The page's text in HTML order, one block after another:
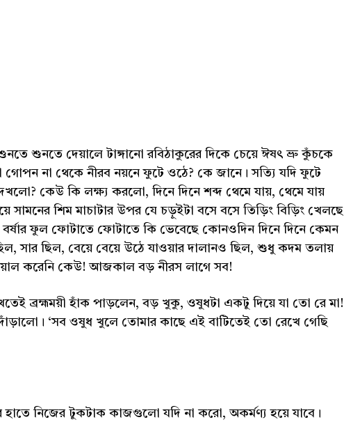
শুনতে শুনতে দেয়ালে টাঙ্গানো রবিঠাকুরের দিকে চেয়ে ঈষৎ ভ্রু কুঁচকে
না থেকে নীরব নয়নে ফুটে ওঠে? কে জানে। সত্যি যদি ফুটে
কেউ কি লক্ষ্য করলো, দিনে দিনে শব্দ থেমে যায়, থেমে যায়
শিম মাচাটার উপর যে চড়ুইটা বসে বসে তিড়িং বিড়িং খেলছে
বর্ষার ফুল ফোটাতে ফোটাতে কি ভেবেছে কোনওদিন দিনে দিনে কেমন
সার ছিল, বেয়ে বেয়ে উঠে যাওয়ার দালানও ছিল, শুধু কদম তলায়
করেনি কেউ! আজকাল বড় নীরস লাগে সব!
ব্রহ্মময়ী হাঁক পাড়লেন, বড় খুকু, ওষুধটা একটু দিয়ে যা তো রে মা!
দাঁড়ালো। ‘সব ওষুধ খুলে তোমার কাছে এই বাটিতেই তো রেখে গেছি
হাতে নিজের টুকটাক কাজগুলো যদি না করো, অকর্মণ্য হয়ে যাবে।